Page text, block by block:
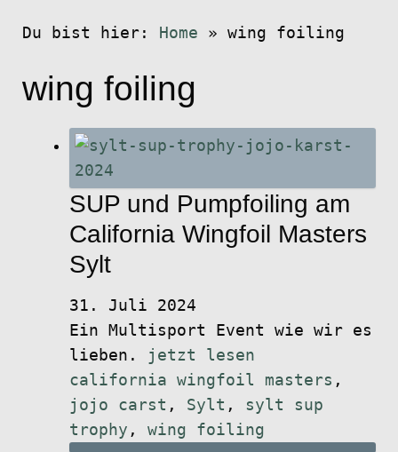
Du bist hier: Home » wing foiling
wing foiling
SUP und Pumpfoiling am
California Wingfoil Masters
Sylt
31. Juli 2024
Ein Multisport Event wie wir es
lieben.
jetzt lesen
california wingfoil masters ,
jojo carst , Sylt ,
sylt sup
trophy , wing foiling